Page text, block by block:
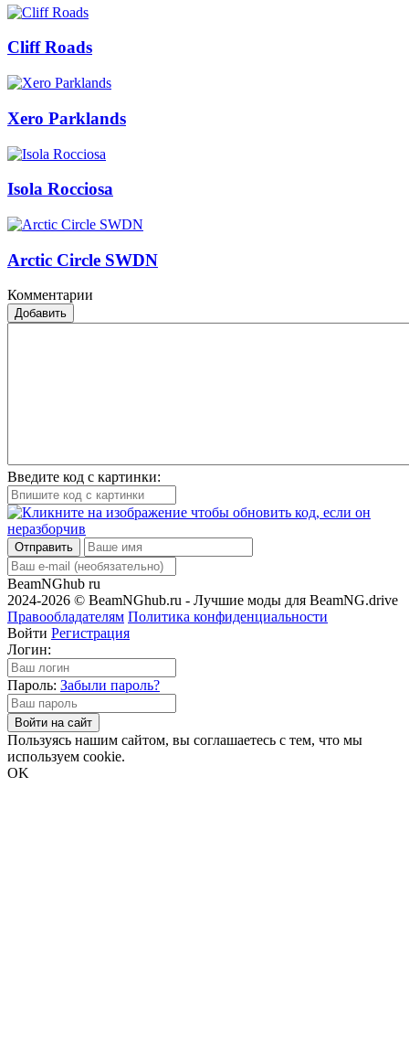
Cliff Roads
Xero Parklands
Isola Rocciosa
Arctic Circle SWDN
Комментарии
Добавить
Введите код с картинки:
Отправить
BeamNGhub ru
2024-2026 © BeamNGhub.ru - Лучшие моды для BeamNG.drive
Правообладателям Политика конфиденциальности
Войти Регистрация
Логин:
Пароль: Забыли пароль?
Войти на сайт
Пользуясь нашим сайтом, вы соглашаетесь с тем, что мы
используем cookie.
OK